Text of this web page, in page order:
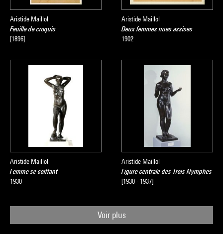
Aristide Maillol
Feuille de croquis
[1896]
Aristide Maillol
Deux femmes nues assises
1902
Aristide Maillol
Femme se coiffant
1930
Aristide Maillol
Figure centrale des Trois Nymphes
[1930 - 1937]
Voir plus